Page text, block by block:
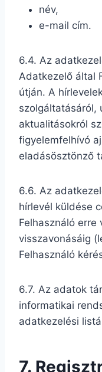
név,
e-mail cím.
6.4. Az
Adatkezelő által
útján. A
szolgáltatásáról,
aktualitásokról
figyelemfelhívó
eladásösztönző
6.6. Az
hírlevél küldése
Felhasználó erre
visszavonásáig
Felhasználó
6.7. Az adatok
informatikai
adatkezelési
7.